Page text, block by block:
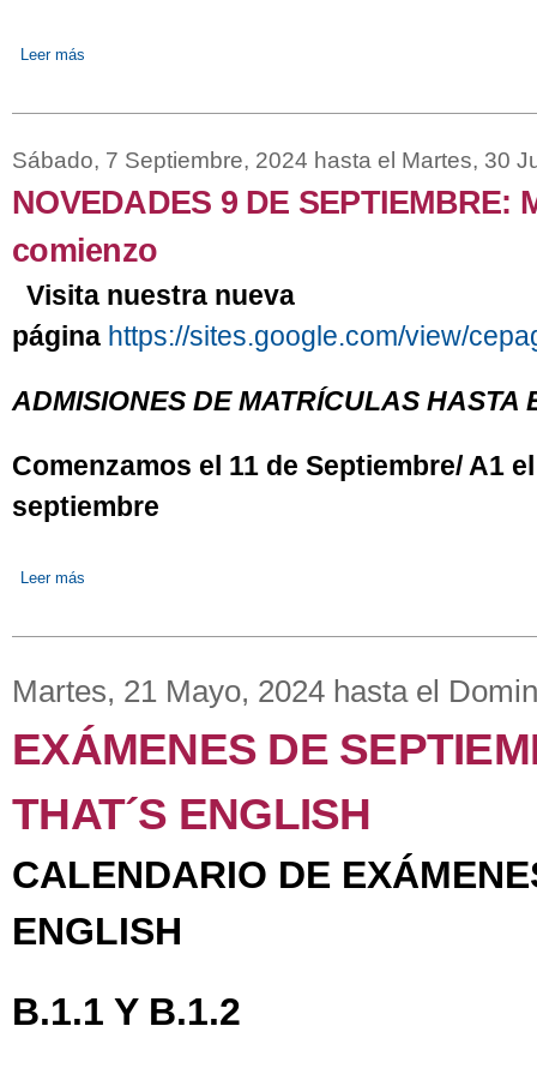
Leer más
Sábado, 7 Septiembre, 2024 hasta el Martes, 30
NOVEDADES 9 DE SEPTIEMBRE:
comienzo
Visita nuestra nueva
página https://sites.google.com/view/
ADMISIONES DE MATRÍCULAS HASTA
Comenzamos el 11 de Septiembre/ A1
septiembre
Leer más
Martes, 21 Mayo, 2024 hasta el
EXÁMENES DE
THAT´S ENGLISH
CALENDARIO DE
ENGLISH
B.1.1 Y B.1.2